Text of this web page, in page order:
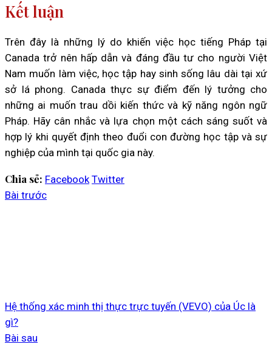
Kết luận
Trên đây là những lý do khiến việc học tiếng Pháp tại
Canada trở nên hấp dẫn và đáng đầu tư cho người Việt
Nam muốn làm việc, học tập hay sinh sống lâu dài tại xứ
sở lá phong. Canada thực sự điểm đến lý tưởng cho
những ai muốn trau dồi kiến thức và kỹ năng ngôn ngữ
Pháp. Hãy cân nhắc và lựa chọn một cách sáng suốt và
hợp lý khi quyết định theo đuổi con đường học tập và sự
nghiệp của mình tại quốc gia này.
Chia sẻ: Facebook Twitter
Bài trước
Hệ thống xác minh thị thực trực tuyến (VEVO) của Úc là
gì?
Bài sau